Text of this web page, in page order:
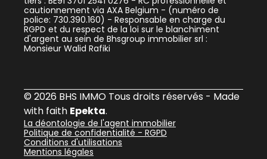
cautionnement via AXA Belgium - (numéro de
police: 730.390.160) - Responsable en charge du
RGPD et du respect de la loi sur le blanchiment
d'argent au sein de Bhsgroup immobilier srl :
Monsieur Walid Rafiki
© 2026 BHS IMMO Tous droits réservés - Made
with faith Epekta.
La déontologie de l'agent immobilier
Politique de confidentialité - RGPD
Conditions d'utilisations
Mentions légales